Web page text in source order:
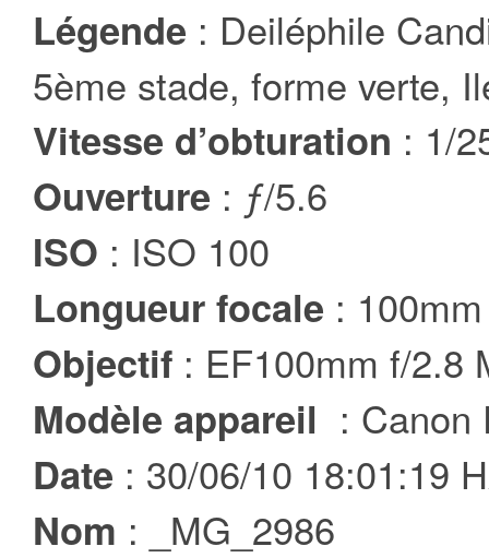
Légende : Deiléphile
5ème stade, forme verte,
Vitesse d’obturation : 1/
Ouverture : ƒ/5.6
ISO : ISO 100
Longueur focale : 100mm
Objectif : EF100mm f/2.8
Modèle appareil : Canon
Date : 30/06/10 18:01:19
Nom : _MG_2986